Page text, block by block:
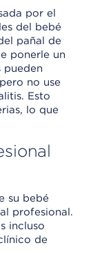
por el
del bebé
pañal de
ponerle un
pueden
no use
Esto
lo que
su bebé
profesional.
incluso
de